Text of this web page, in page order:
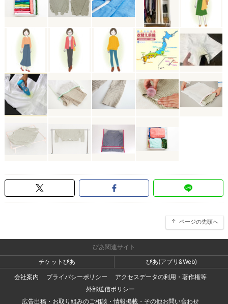
ページの先頭へ
ぴあ関連サイト
チケットぴあ
ぴあ(アプリ&Web)
会社案内
プライバシーポリシー
アクセスデータの利用・著作権等
外部送信ポリシー
広告出稿・お取り組みのご相談・情報掲載・その他お問い合わせ